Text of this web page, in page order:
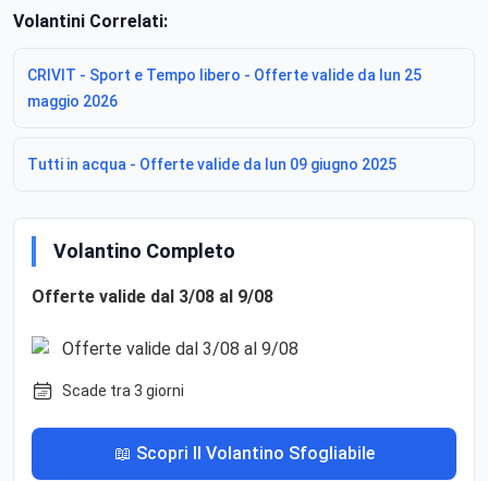
Volantini Correlati:
CRIVIT - Sport e Tempo libero - Offerte valide da lun 25
maggio 2026
Tutti in acqua - Offerte valide da lun 09 giugno 2025
Volantino Completo
Offerte valide dal 3/08 al 9/08
Scade tra 3 giorni
📖 Scopri Il Volantino Sfogliabile